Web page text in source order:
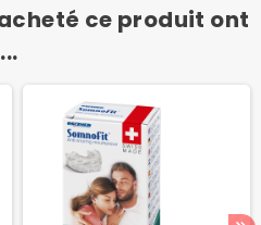
ce produit ont